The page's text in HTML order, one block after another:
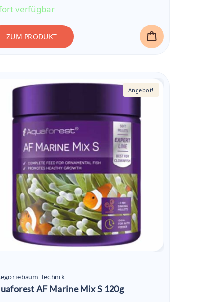
verfügbar
ZUM PRODUKT
Angebot!
Technik
AF Marine Mix S 120g